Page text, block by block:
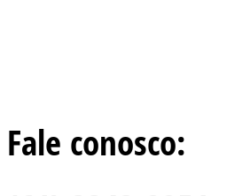
Fale conosco: